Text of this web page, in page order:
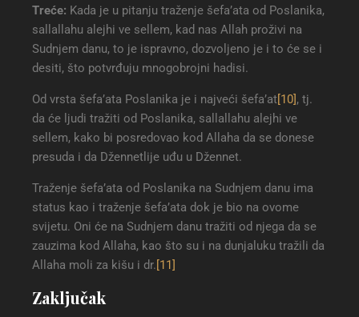
Treće: Kada je u pitanju traženje šefa’ata od Poslanika,
sallallahu alejhi ve sellem, kad nas Allah proživi na
Sudnjem danu, to je ispravno, dozvoljeno je i to će se i
desiti, što potvrđuju mnogobrojni hadisi.
Od vrsta šefa’ata Poslanika je i najveći šefa’at[10], tj.
da će ljudi tražiti od Poslanika, sallallahu alejhi ve
sellem, kako bi posredovao kod Allaha da se donese
presuda i da Džennetlije uđu u Džennet.
Traženje šefa’ata od Poslanika na Sudnjem danu ima
status kao i traženje šefa’ata dok je bio na ovome
svijetu. Oni će na Sudnjem danu tražiti od njega da se
zauzima kod Allaha, kao što su i na dunjaluku tražili da
Allaha moli za kišu i dr.[11]
Zaključak